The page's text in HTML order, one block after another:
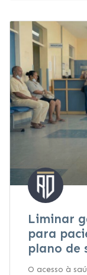
Liminar
para
plano de
O acesso à